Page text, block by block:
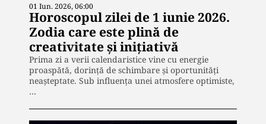
01 Iun. 2026, 06:00
Horoscopul zilei de 1 iunie 2026.
Zodia care este plină de
creativitate și inițiativă
Prima zi a verii calendaristice vine cu energie
proaspătă, dorință de schimbare și oportunități
neașteptate. Sub influența unei atmosfere optimiste,
…